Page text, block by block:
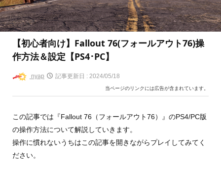
【初心者向け】Fallout 76(フォールアウト76)操
作方法＆設定【PS4･PC】
nyap 記事更新日 : 2024/05/18
当ページのリンクには広告が含まれています。
この記事では『Fallout 76（フォールアウト76）』のPS4/PC版
の操作方法について解説していきます。
操作に慣れないうちはこの記事を開きながらプレイしてみてく
ださい。